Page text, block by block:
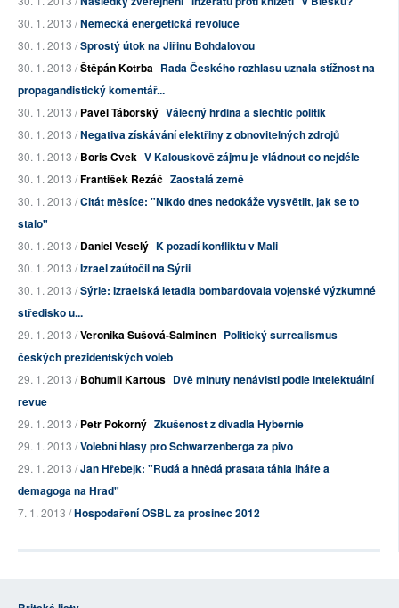
30. 1. 2013 /Německá energetická revoluce
30. 1. 2013 /Sprostý útok na Jiřinu Bohdalovou
30. 1. 2013 /Štěpán Kotrba Rada Českého rozhlasu uznala stížnost na
propagandistický komentář...
30. 1. 2013 /Pavel Táborský Válečný hrdina a šlechtic politik
30. 1. 2013 /Negativa získávání elektřiny z obnovitelných zdrojů
30. 1. 2013 /Boris Cvek V Kalouskově zájmu je vládnout co nejdéle
30. 1. 2013 /František Řezáč Zaostalá země
30. 1. 2013 /Citát měsíce: "Nikdo dnes nedokáže vysvětlit, jak se to
stalo"
30. 1. 2013 /Daniel Veselý K pozadí konfliktu v Mali
30. 1. 2013 /Izrael zaútočil na Sýrii
30. 1. 2013 /Sýrie: Izraelská letadla bombardovala vojenské výzkumné
středisko u...
29. 1. 2013 /Veronika Sušová-Salminen Politický surrealismus
českých prezidentských voleb
29. 1. 2013 /Bohumil Kartous Dvě minuty nenávisti podle intelektuální
revue
29. 1. 2013 /Petr Pokorný Zkušenost z divadla Hybernie
29. 1. 2013 /Volební hlasy pro Schwarzenberga za pivo
29. 1. 2013 /Jan Hřebejk: "Rudá a hnědá prasata táhla lháře a
demagoga na Hrad"
7. 1. 2013 /Hospodaření OSBL za prosinec 2012